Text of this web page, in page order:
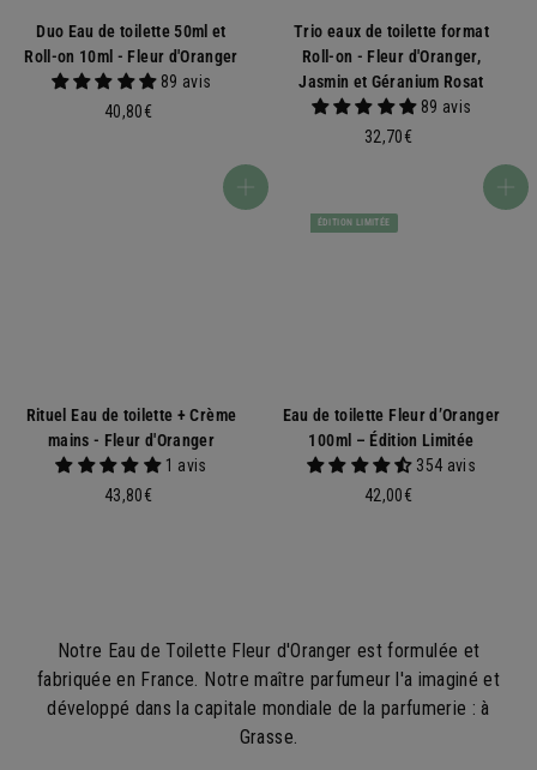
Duo Eau de toilette 50ml et
Roll-on 10ml - Fleur d'Oranger
89 avis
40,80€
Trio eaux de toilette format
Roll-on - Fleur d'Oranger,
Jasmin et Géranium Rosat
89 avis
32,70€
Rituel Eau de toilette + Crème
mains - Fleur d'Oranger
1 avis
43,80€
ÉDITION LIMITÉE
Eau de toilette Fleur d’Oranger
100ml – Édition Limitée
354 avis
42,00€
Notre Eau de Toilette Fleur d'Oranger est formulée et
fabriquée en France. Notre maître parfumeur l'a imaginé et
développé dans la capitale mondiale de la parfumerie : à
Grasse.